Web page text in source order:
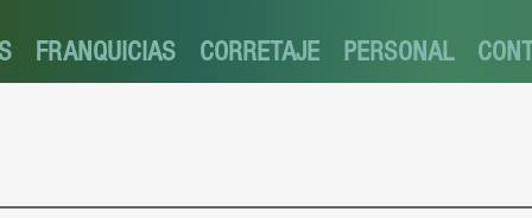
FRANQUICIAS CORRETAJE PERSONAL